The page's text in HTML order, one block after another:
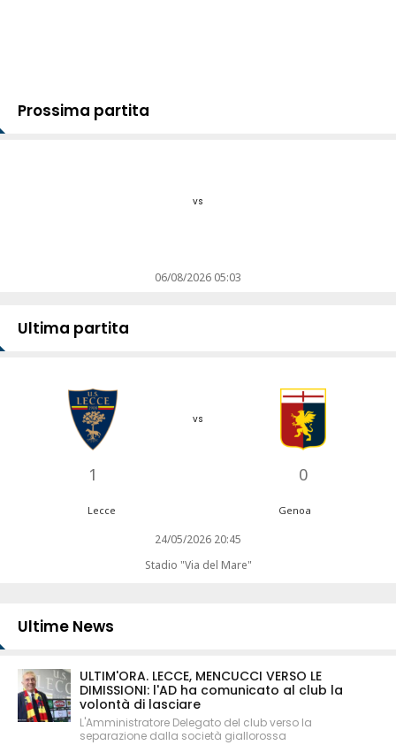
Prossima partita
vs
06/08/2026 05:03
Ultima partita
1
vs
0
Lecce Genoa
24/05/2026 20:45
Stadio "Via del Mare"
Ultime News
ULTIM'ORA. LECCE, MENCUCCI VERSO LE
DIMISSIONI: l'AD ha comunicato al club la
volontà di lasciare
L'Amministratore Delegato del club verso la
separazione dalla società giallorossa